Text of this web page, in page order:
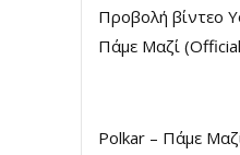
Προβολή βίντεο
Πάμε Μαζί
Polkar – Πάμε